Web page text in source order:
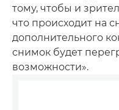
тому, чтобы и
что происходит на
дополнительного
снимок будет
возможности».